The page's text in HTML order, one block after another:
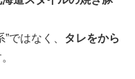
ではなく、 タレをから